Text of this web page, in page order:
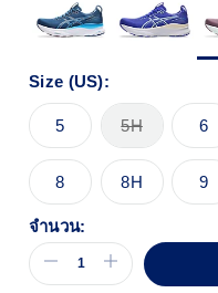
Size (US):
5 5H 6
8 8H 9
จำนวน: